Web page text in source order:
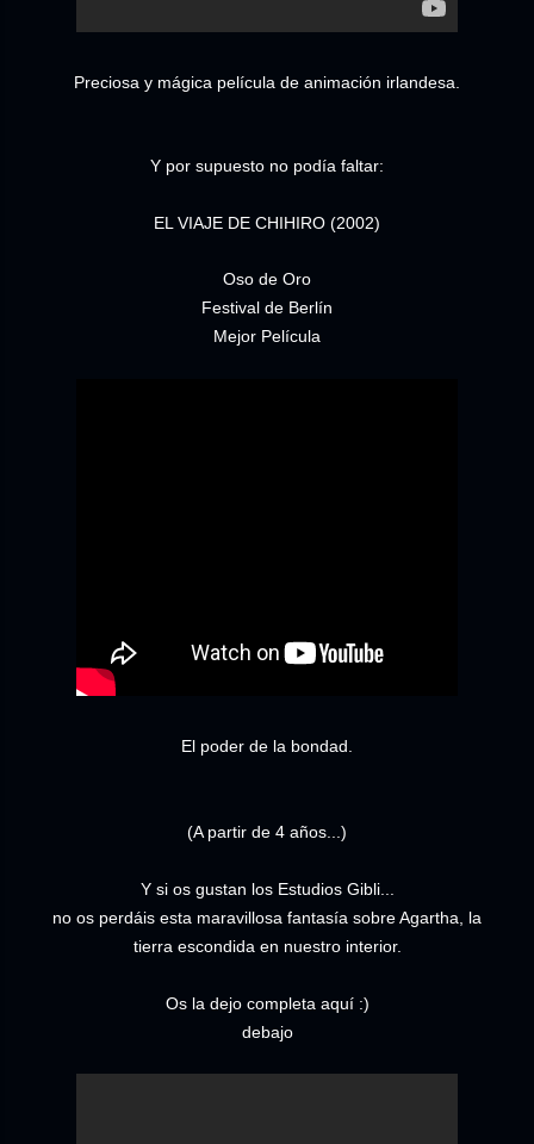
Preciosa y mágica película de animación irlandesa.
Y por supuesto no podía faltar:
EL VIAJE DE CHIHIRO (2002)
Oso de Oro
Festival de Berlín
Mejor Película
El poder de la bondad.
(A partir de 4 años...)
Y si os gustan los Estudios Gibli...
no os perdáis esta maravillosa fantasía sobre Agartha, la
tierra escondida en nuestro interior.
Os la dejo completa aquí :)
debajo